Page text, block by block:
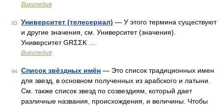
Википедия
93 Университет (телесериал) — У этого термина существуют
и другие значения, см. Университет (значения).
Университет GRΣΣK …
Википедия
94 Список звёздных имён — Это список традиционных имен
для звезд, в основном полученных из арабского и латыни.
См. также список звезд по созвездиям, который дает
различные названия, происхождения, и величины. Чтобы